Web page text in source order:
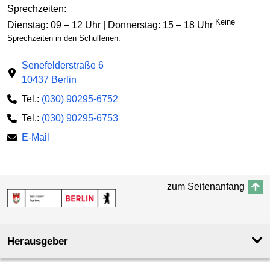
Sprechzeiten:
Dienstag: 09 – 12 Uhr | Donnerstag: 15 – 18 Uhr Keine
Sprechzeiten in den Schulferien:
Senefelderstraße 6
10437 Berlin
Tel.: (030) 90295-6752
Tel.: (030) 90295-6753
E-Mail
zum Seitenanfang
Herausgeber